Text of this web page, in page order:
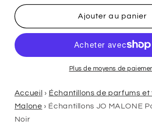
de
noire
MALONE
de
grenade
noire
JO
MALONE
Ajouter au panier
Plus de moyens de
Accueil › Échantillons de parfums
Malone › Échantillons JO MALONE
Noir